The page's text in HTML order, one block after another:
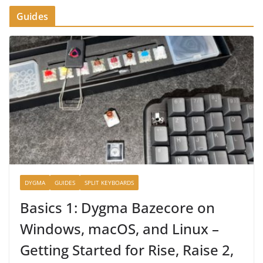
Guides
DYGMA GUIDES SPLIT KEYBOARDS
Basics 1: Dygma Bazecore on
Windows, macOS, and Linux –
Getting Started for Rise, Raise 2,